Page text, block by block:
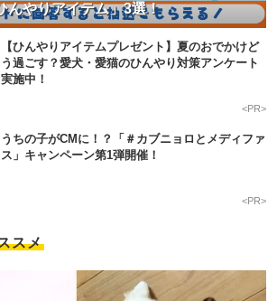
んやりアイテム」3選！
【ひんやりアイテムプレゼント】夏のおでかけど
う過ごす？愛犬・愛猫のひんやり対策アンケート
実施中！
<PR>
うちの子がCMに！？「＃カブニョロとメディファ
ス」キャンペーン第1弾開催！
<PR>
スメ